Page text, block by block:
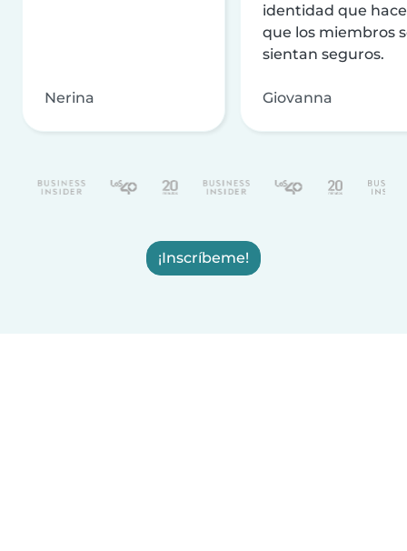
Nerina
identidad que
que los miembros
sientan seguros.
Giovanna
¡Inscríbeme!